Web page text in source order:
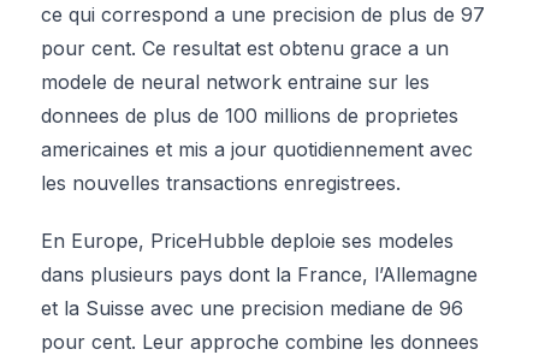
ce qui correspond a une precision de plus de 97
pour cent. Ce resultat est obtenu grace a un
modele de neural network entraine sur les
donnees de plus de 100 millions de proprietes
americaines et mis a jour quotidiennement avec
les nouvelles transactions enregistrees.
En Europe, PriceHubble deploie ses modeles
dans plusieurs pays dont la France, l’Allemagne
et la Suisse avec une precision mediane de 96
pour cent. Leur approche combine les donnees